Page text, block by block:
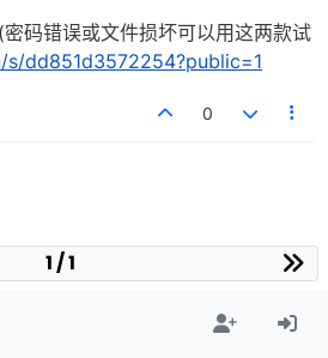
码错误或文件损坏可以用这两款试
dd851d3572254?public=1
0
1 / 1